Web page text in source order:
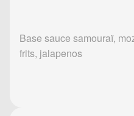
Base sauce samouraï,
frits, jalapenos